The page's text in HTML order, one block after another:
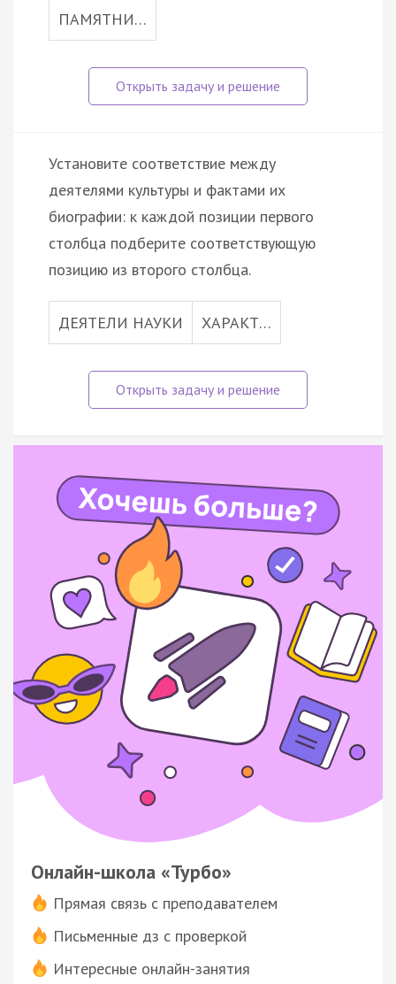
ПАМЯТНИ…
Установите соответствие между
деятелями культуры и фактами их
биографии: к каждой позиции первого
столбца подберите соответствующую
позицию из второго столбца.
ДЕЯТЕЛИ НАУКИ ХАРАКТ…
Онлайн-школа «Турбо»
Прямая связь с преподавателем
Письменные дз с проверкой
Интересные онлайн-занятия